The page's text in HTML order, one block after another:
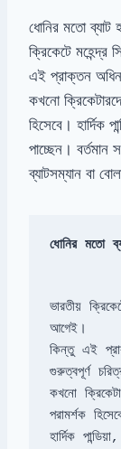
ধোনির মতো ব্যাট
ক্রিকেটে
এই প্রাক্তন
কখনো
হিসেবে। হার্দিক
পাচ্ছেন। বর্তমান
ব্যাটসম্যান বা
ধোনির মতো
ভারতীয়
কিন্তু এই
কখনো
হার্দিক